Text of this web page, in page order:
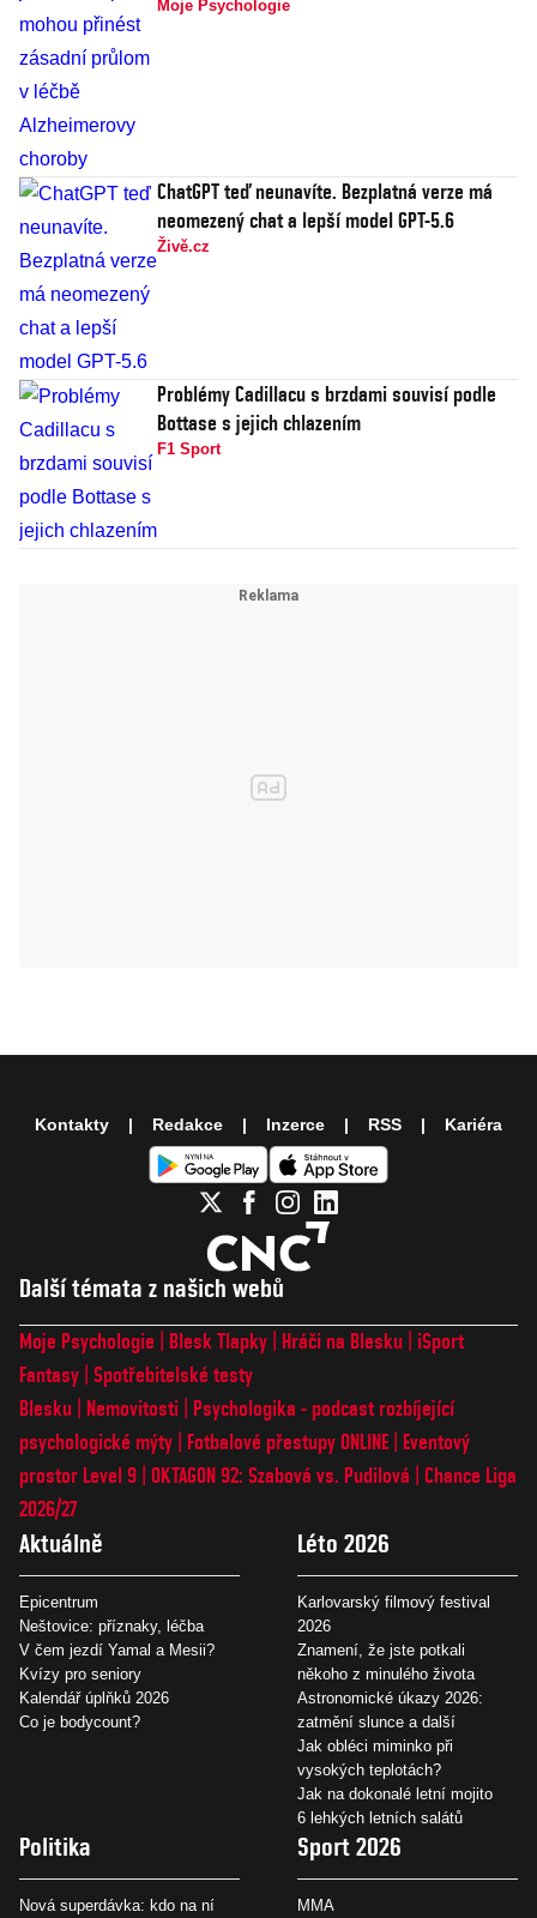
Moje Psychologie
ChatGPT teď neunavíte. Bezplatná verze má
neomezený chat a lepší model GPT-5.6
Živě.cz
Problémy Cadillacu s brzdami souvisí podle
Bottase s jejich chlazením
F1 Sport
Další témata z našich webů
Moje Psychologie Blesk Tlapky Hráči na Blesku
iSport
Fantasy Spotřebitelské testy
Blesku
Nemovitosti
Psychologika - podcast rozbíjející
psychologické mýty
Fotbalové přestupy ONLINE
Eventový
prostor Level 9 OKTAGON 92: Szabová vs. Pudilová
Chance Liga
2026/27
Aktuálně
Epicentrum
Neštovice: příznaky, léčba
V čem jezdí Yamal a Mesii?
Kvízy pro seniory
Kalendář úplňků 2026
Co je bodycount?
Léto 2026
Karlovarský filmový festival
2026
Znamení, že jste potkali
někoho z minulého života
Astronomické úkazy 2026:
zatmění slunce a další
Jak obléci miminko při
vysokých teplotách?
Jak na dokonalé letní mojito
6 lehkých letních salátů
Politika
Nová superdávka: kdo na ní
Sport 2026
MMA
Kontakty Redakce Inzerce RSS Kariéra